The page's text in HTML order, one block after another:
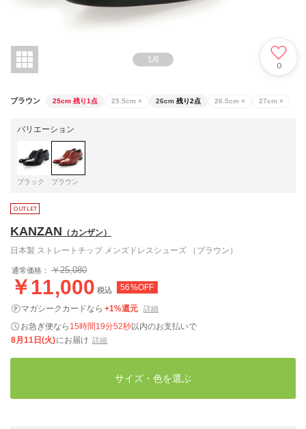
1 /6
0
ブラウン 25cm 残り1点 25.5cm × 26cm 残り2点 26.5cm × 27cm ×
バリエーション
ブラック ブラウン
KANZAN （カンザン）
日本製 ストレートチップ メンズドレスシューズ （ブラウン）
通常価格： ￥25,080
￥11,000 税込 56%OFF
マガシークカードなら +1%還元 詳細
お急ぎ便なら 15時間19分51秒以内のお支払いで
8月11日(火)にお届け 詳細
サイズ・色を選ぶ